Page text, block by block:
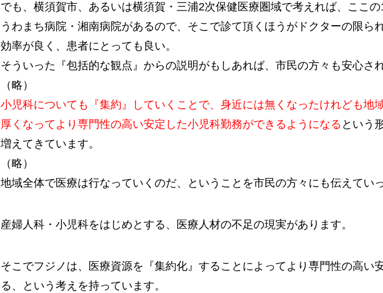
でも、横須賀市、あるいは横須賀・三浦2次保健医療圏域で考えれば、ここ
うわまち病院・湘南病院があるので、そこで診て頂くほうがドクターの限ら
効率が良く、患者にとっても良い。
そういった『包括的な観点』からの説明がもしあれば、市民の方々も安心さ
（略）
小児科についても『集約』していくことで、身近には無くなったけれども地
厚くなってより専門性の高い安定した小児科勤務ができるようになる という
増えてきています。
（略）
地域全体で医療は行なっていくのだ、ということを市民の方々にも伝えてい
産婦人科・小児科をはじめとする、医療人材の不足の現実があります。
そこでフジノは、医療資源を『集約化』することによってより専門性の高い
る、という考えを持っています。